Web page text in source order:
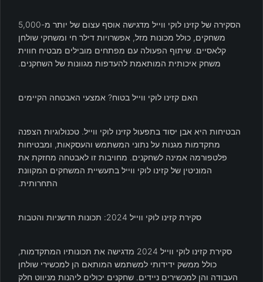
הסקירה של קזינו לוקי ווייל מדגישה אוסף עצום של יותר מ-5,000
משחקים, כולל מכונות מזל, אפשרויות דילר חי ומשחקי שולחן
קלאסיים. שיתוף הפעולה עם מפתחים מובילים מבטיח חווית
משחק איכותית המותאמת להעדפות מגוונות של השחקנים.
האם קזינו לוקי ווייל בטוח? אמצעי האבטחה הקיימים
הבטיחות היא אבן יסוד בתפעול קזינו לוקי ווייל. טכנולוגיות הצפנה
מתקדמות מגנות על נתוני המשתמש והעסקאות, ומבטיחות
פלטפורמה אמינה לשחקנים. מחויבות זו לאבטחה מחזקת את
המוניטין של קזינו לוקי ווייל בתעשיית המשחקים המקוונת
התחרותית.
סקירת קזינו לוקי ווייל 2024: תכונות חדשניות והטבות
סקירת קזינו לוקי ווייל 2024 מדגישה את תכונותיו המתקדמות,
כולל ממשק ידידותי למשתמש המותאם הן למכשירי שולחן
העבודה והן למכשירים ניידים. שחקנים יכולים ליהנות מניווט חלק